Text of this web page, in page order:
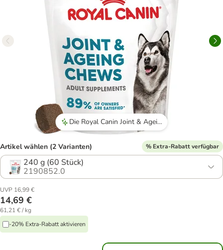
Die Royal Canin Joint & Ageing Chews werden von vielen Hunden gerne angenommen und als schmackhaft empfunden.
Artikel wählen (2 Varianten) % Extra-Rabatt verfügbar
240 g (60 Stück)
2190852.0
UVP 16,99 €
14,69 €
61,21 € / kg
-20% Extra-Rabatt aktivieren